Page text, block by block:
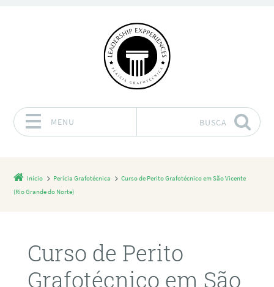
MENU BUSCA
Início Perícia Grafotécnica
Curso de Perito Grafotécnico em São Vicente
(Rio Grande do Norte)
Curso de Perito
Grafotécnico em São